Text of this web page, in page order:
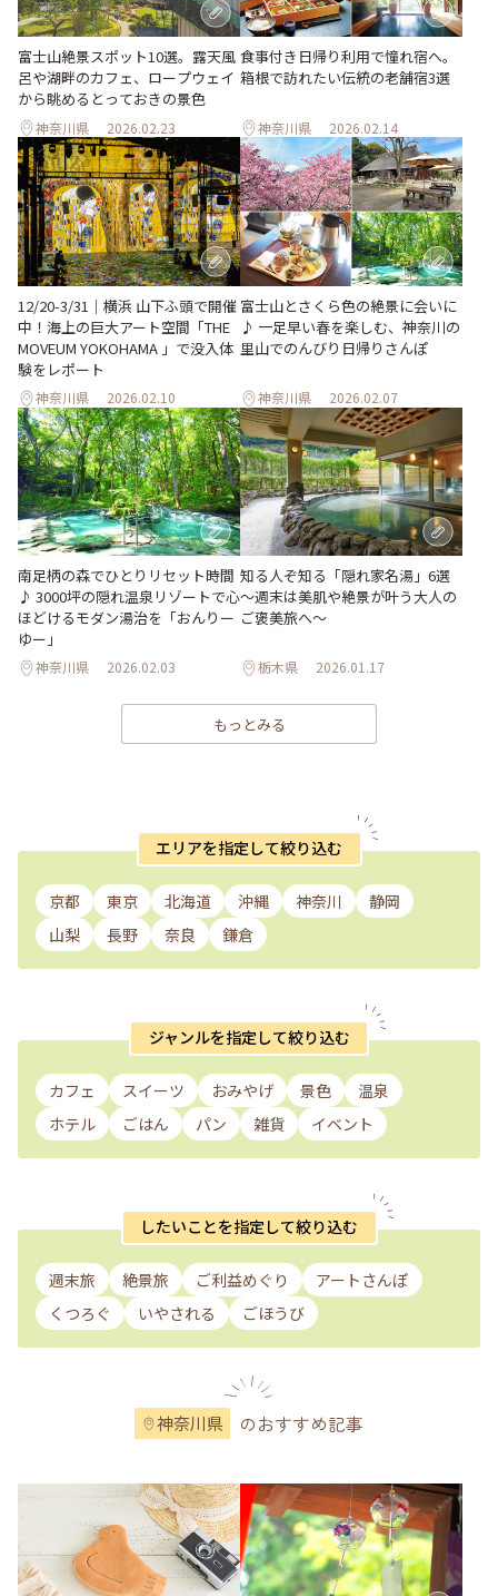
富士山絶景スポット10選。露天風
呂や湖畔のカフェ、ロープウェイ
から眺めるとっておきの景色
神奈川県 2026.02.23
食事付き日帰り利用で憧れ宿へ。
箱根で訪れたい伝統の老舗宿3選
神奈川県 2026.02.14
12/20-3/31｜横浜 山下ふ頭で開催
中！海上の巨大アート空間「THE
MOVEUM YOKOHAMA 」で没入体
験をレポート
神奈川県 2026.02.10
富士山とさくら色の絶景に会いに
♪ 一足早い春を楽しむ、神奈川の
里山でのんびり日帰りさんぽ
神奈川県 2026.02.07
南足柄の森でひとりリセット時間
♪ 3000坪の隠れ温泉リゾートで心
ほどけるモダン湯治を「おんりー
ゆー」
神奈川県 2026.02.03
知る人ぞ知る「隠れ家名湯」6選
～週末は美肌や絶景が叶う大人の
ご褒美旅へ～
栃木県 2026.01.17
もっとみる
エリアを指定して絞り込む
京都 東京 北海道 沖縄 神奈川
静岡
山梨
長野 奈良 鎌倉
ジャンルを指定して絞り込む
カフェ スイーツ おみやげ 景色
温泉
ホテル
ごはん パン 雑貨 イベント
したいことを指定して絞り込む
週末旅 絶景旅 ご利益めぐり
アートさんぽ
くつろぐ
いやされる ごほうび
神奈川県 のおすすめ記事